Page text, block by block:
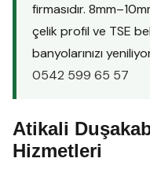
firmasıdır.
çelik profil ve TSE
banyolarınızı
0542 599 65 57
Atikali
Hizmetleri